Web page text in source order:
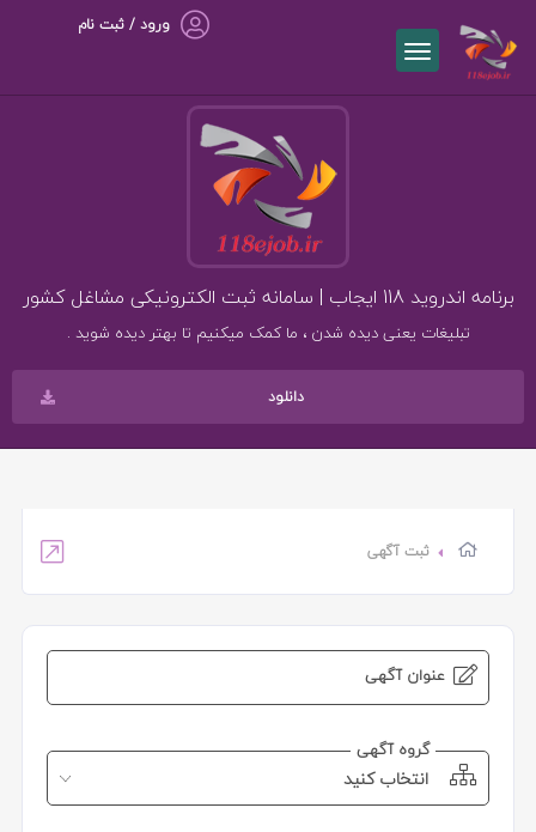
ورود / ثبت نام
برنامه اندروید 118 ایجاب | سامانه ثبت الکترونیکی مشاغل کشور
تبلیغات یعنی دیده شدن ، ما کمک میکنیم تا بهتر دیده شوید .
دانلود
ثبت آگهی
عنوان آگهی
انتخاب کنید
گروه آگهی